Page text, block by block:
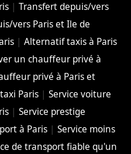
| Transfert depuis/vers
vers Paris et Ile de
|Alternatif taxis à Paris
un chauffeur privé à
privé à Paris et
Paris |Service voiture
| Service prestige
à Paris |Service moins
de transport fiable qu'un